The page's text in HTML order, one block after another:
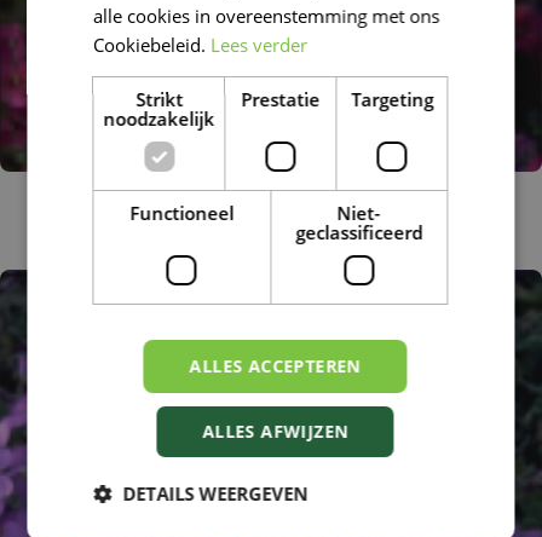
Blauwkussen
Aubrieta 'Bressingham Red'
alle cookies in overeenstemming met ons
Cookiebeleid. Lees verder
Strikt
noodzakelijk
Prestatie Targeting
Functioneel
Niet-
geclassificeerd
ALLES ACCEPTEREN
ALLES AFWIJZEN
DETAILS WEERGEVEN